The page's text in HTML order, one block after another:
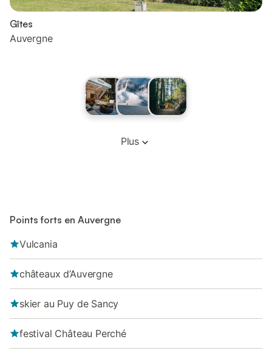
Gîtes
Auvergne
Plus
Points forts en Auvergne
Vulcania
châteaux d’Auvergne
skier au Puy de Sancy
festival Château Perché